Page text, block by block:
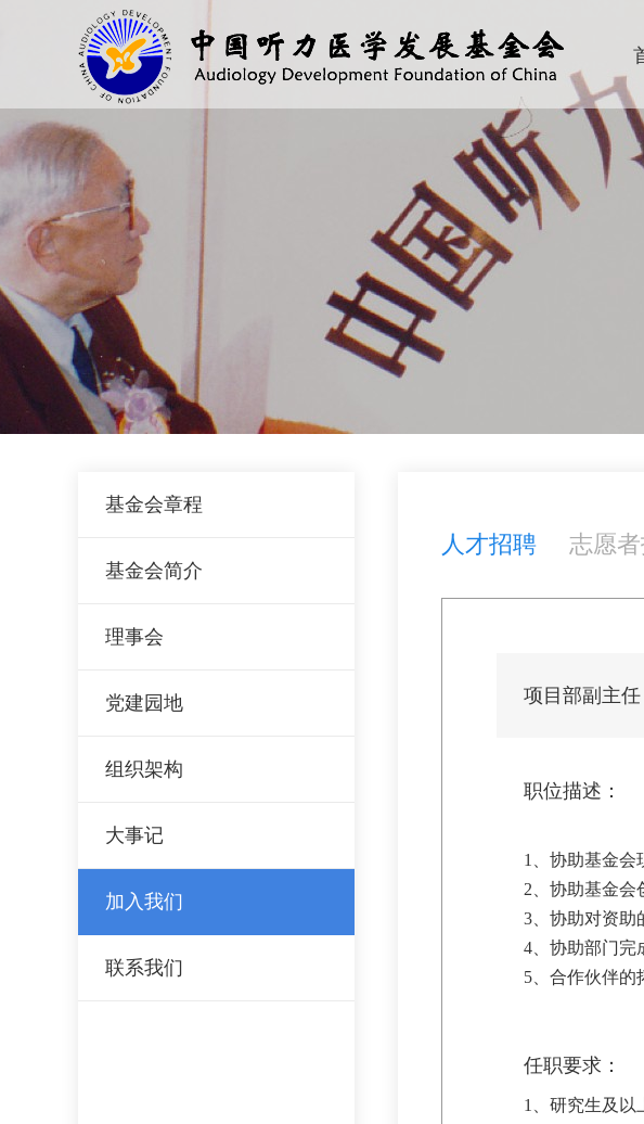
基金会章程
基金会简介
理事会
党建园地
组织架构
大事记
加入我们
联系我们
人才招聘 志愿
项目部副主任
职位描述：
1、协助基金会
2、协助基金会
3、协助对资助
4、协助部门完
5、合作伙伴的
任职要求：
1、研究生及以